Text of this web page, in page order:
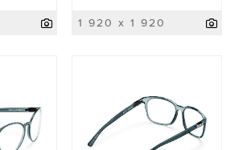
1 920 x 1 920